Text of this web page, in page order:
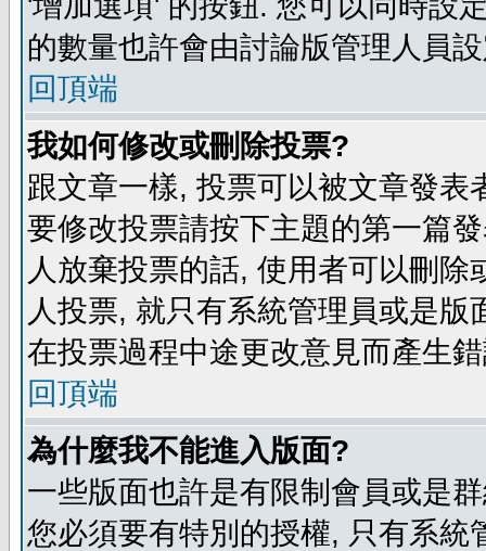
的數量也許會由討論版管理人員
回頂端
我如何修改或刪除投票?
跟文章一樣, 投票可以被文章發
要修改投票請按下主題的第一篇
人放棄投票的話, 使用者可以刪
人投票, 就只有系統管理員或是
在投票過程中途更改意見而產生
回頂端
為什麼我不能進入版面?
一些版面也許是有限制會員或是
您必須要有特別的授權, 只有系